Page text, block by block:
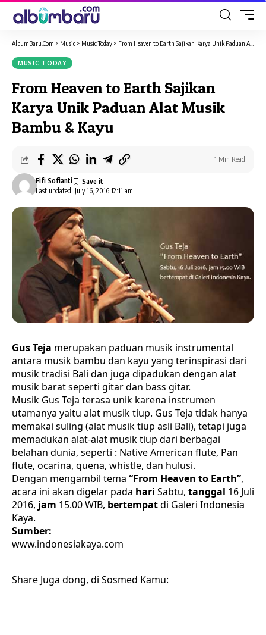
AlbumBaru.Com > Music > Music Today > From Heaven to Earth Sajikan Karya Unik Paduan Alat Musik Bambu & Kayu
MUSIC TODAY
From Heaven to Earth Sajikan
Karya Unik Paduan Alat Musik
Bambu & Kayu
Last updated: July 16, 2016 12:11 am
Fifi Sofianti
1 Min Read
Gus Teja merupakan paduan musik instrumental
antara musik bambu dan kayu yang terinspirasi dari
musik tradisi Bali dan juga dipadukan dengan alat
musik barat seperti gitar dan bass gitar.
Musik Gus Teja terasa unik karena instrumen
utamanya yaitu alat musik tiup. Gus Teja tidak hanya
memakai suling (alat musik tiup asli Bali), tetapi juga
memadukan alat-alat musik tiup dari berbagai
belahan dunia, seperti : Native American flute, Pan
flute, ocarina, quena, whistle, dan hulusi.
Dengan mengambil tema “From Heaven to Earth”,
acara ini akan digelar pada hari Sabtu, tanggal 16 Juli
2016, jam 15.00 WIB, bertempatdi Galeri Indonesia
Kaya.
Sumber:
www.indonesiakaya.com
Share Juga dong, di Sosmed Kamu: